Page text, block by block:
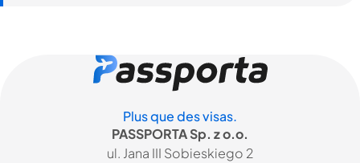
Plus que des visas.
PASSPORTA Sp. z o.o.
ul. Jana III Sobieskiego 2